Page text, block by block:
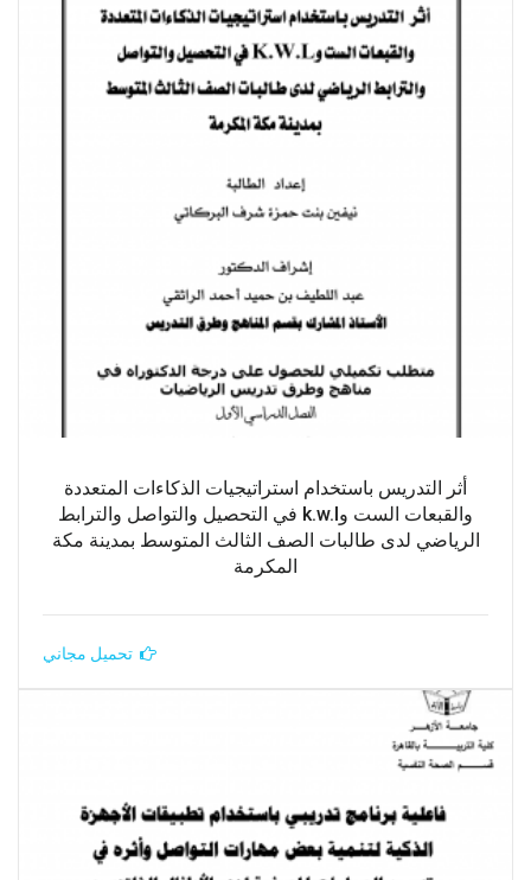
أثر التدريس باستخدام استراتيجيات الذكاءات المتعددة
والقبعات الست وk.w.l في التحصيل والتواصل والترابط
الرياضي لدى طالبات الصف الثالث المتوسط بمدينة مكة
المكرمة
تحميل مجاني